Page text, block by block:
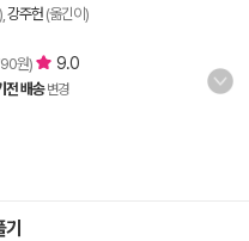
강주헌 (옮긴이)
원) 9.0
전 배송 변경